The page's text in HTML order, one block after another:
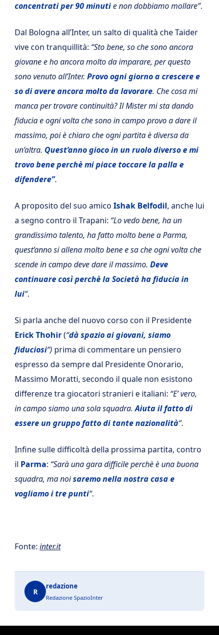
concentrati per 90 minutie non dobbiamo mollare”.
Dal Bologna all’Inter, un salto di qualità che Taider
vive con tranquillità: “Sto bene, so che sono ancora
giovane e ho ancora molto da imparare, per questo
sono venuto all’Inter. Provo ogni giorno a crescere e
so di avere ancora molto da lavorare. Che cosa mi
manca per trovare continuità? Il Mister mi sta dando
fiducia e ogni volta che sono in campo provo a dare il
massimo, poi è chiaro che ogni partita è diversa da
un’altra. Quest’anno gioco in un ruolo diverso e mi
trovo bene perchè mi piace toccare la palla e
difendere”.
A proposito del suo amico Ishak Belfodil, anche lui
a segno contro il Trapani: “Lo vedo bene, ha un
grandissimo talento, ha fatto molto bene a Parma,
quest’anno si allena molto bene e sa che ogni volta che
scende in campo deve dare il massimo. Deve
continuare così perchè la Società ha fiducia in
lui“.
Si parla anche del nuovo corso con il Presidente
Erick Thohir(“dà spazio ai giovani, siamo
fiduciosi“) prima di commentare un pensiero
espresso da sempre dal Presidente Onorario,
Massimo Moratti, secondo il quale non esistono
differenze tra giocatori stranieri e italiani: “E’ vero,
in campo siamo una sola squadra.Aiuta il fatto di
essere un gruppo fatto di tante nazionalità“.
Infine sulle difficoltà della prossima partita, contro
il Parma: “Sarà una gara difficile perchè è una buona
squadra, ma noisaremo nella nostra casa e
vogliamo i tre punti“.
Fonte: inter.it
R
redazione
Redazione SpazioInter